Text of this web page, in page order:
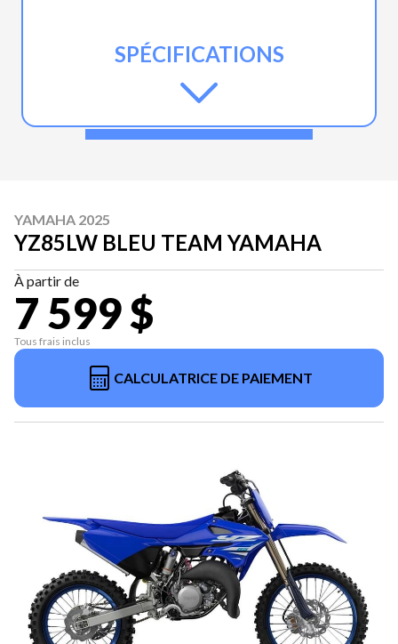
SPÉCIFICATIONS
YAMAHA 2025
YZ85LW BLEU TEAM YAMAHA
À partir de
7 599 $
Tous frais inclus
CALCULATRICE DE PAIEMENT